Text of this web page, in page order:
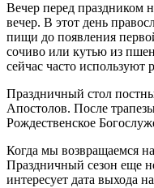
Вечер перед праздником
вечер. В этот день
пищи до появления
сочиво или кутью из
сейчас часто используют
Праздничный стол
Апостолов. После
Рождественское
Когда мы возвращаемся
Праздничный сезон еще
интересует дата выхода